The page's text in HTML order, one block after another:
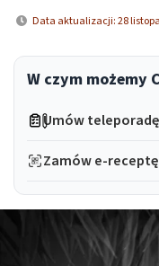
Data aktualizacji: 28
W czym możemy
Umów
Zamów e-receptę